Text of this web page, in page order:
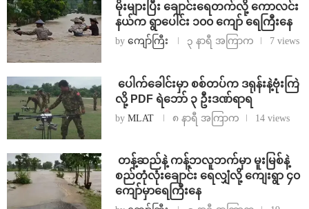
⁨မိုးများပြီး ချောင်းရေတက်လို့ ကောလင်း
နယ်က ရွာပေါင်း ၁၀၀ ကျော် ရေကြီးနေ
by ကျော်ကြီး ၃ နာရီ အကြာက 7 views
⁩ ⁨ပေါက်ခေါင်းမှာ စစ်တပ်က ဒရုန်းနဲ့ဗုံးကြဲ
လို့ PDF ရဲဘော် ၃ ဦးဒဏ်ရာရ
by MLAT ၈ နာရီ အကြာက 14 views
⁩ ⁨တန့်ဆည်နဲ့ ကန့်ဘလူဘက်မှာ မူးမြစ်နဲ့
စည်တုံလုံးချောင်း ရေလျှံလို့ ကျေးရွာ ၄၀
ကျော်မှာရေကြီးနေ